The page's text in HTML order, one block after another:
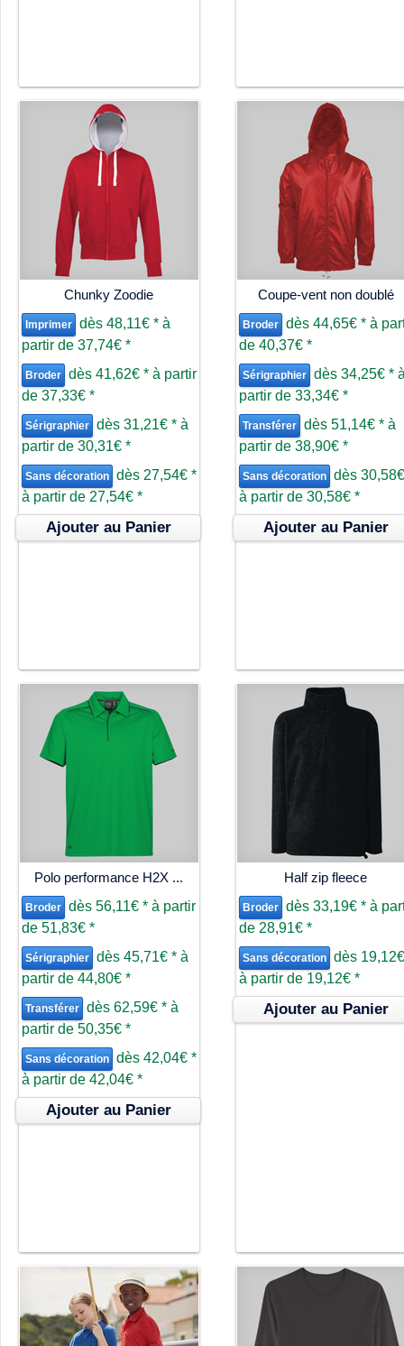
Chunky Zoodie
Imprimer dès 48,11€ * à
partir de 37,74€ *
Broder dès 41,62€ * à partir
de 37,33€ *
Sérigraphier dès 31,21€ * à
partir de 30,31€ *
Sans décoration dès 27,54€ *
à partir de 27,54€ *
Ajouter au Panier
Coupe-vent non doublé
Broder dès 44,65€ * à
de 40,37€ *
Sérigraphier dès 34,25€ *
partir de 33,34€ *
Transférer dès 51,14€ * à
partir de 38,90€ *
Sans décoration dès
à partir de 30,58€ *
Ajouter au Panier
Polo performance H2X ...
Broder dès 56,11€ * à partir
de 51,83€ *
Sérigraphier dès 45,71€ * à
partir de 44,80€ *
Transférer dès 62,59€ * à
partir de 50,35€ *
Sans décoration dès 42,04€ *
à partir de 42,04€ *
Ajouter au Panier
Half zip fleece
Broder dès 33,19€ * à
de 28,91€ *
Sans décoration dès
à partir de 19,12€ *
Ajouter au Panier